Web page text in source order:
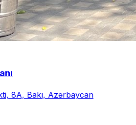
8A, Bakı, Azərbaycan